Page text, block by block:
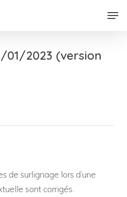
01/2023 (version
de surlignage lors d’une
sont corrigés.